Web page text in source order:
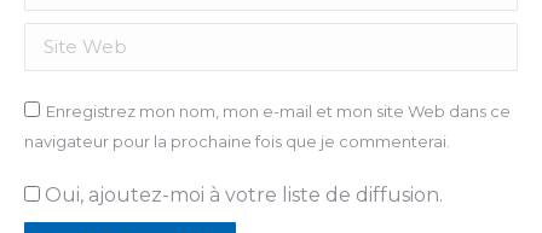
Site Web
Enregistrez mon nom, mon e-mail et mon site Web dans ce
navigateur pour la prochaine fois que je commenterai.
Oui, ajoutez-moi à votre liste de diffusion.